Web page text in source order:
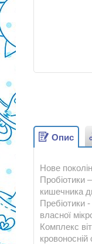
Опис
Нове
Пробіотики
кишечника
Пребіотики
власної
Комплекс